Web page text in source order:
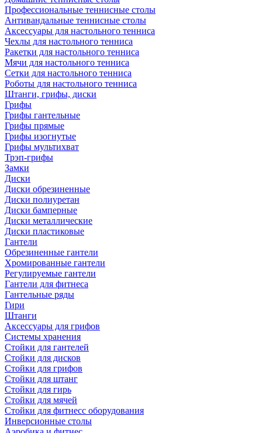
Профессиональные теннисные столы
Антивандальные теннисные столы
Аксессуары для настольного тенниса
Чехлы для настольного тенниса
Ракетки для настольного тенниса
Мячи для настольного тенниса
Сетки для настольного тенниса
Роботы для настольного тенниса
Штанги, грифы, диски
Грифы
Грифы гантельные
Грифы прямые
Грифы изогнутые
Грифы мультихват
Трэп-грифы
Замки
Диски
Диски обрезиненные
Диски полиуретан
Диски бамперные
Диски металлические
Диски пластиковые
Гантели
Обрезиненные гантели
Хромированные гантели
Регулируемые гантели
Гантели для фитнеса
Гантельные ряды
Гири
Штанги
Аксессуары для грифов
Системы хранения
Стойки для гантелей
Стойки для дисков
Стойки для грифов
Стойки для штанг
Стойки для гирь
Стойки для мячей
Стойки для фитнесс оборудования
Инверсионные столы